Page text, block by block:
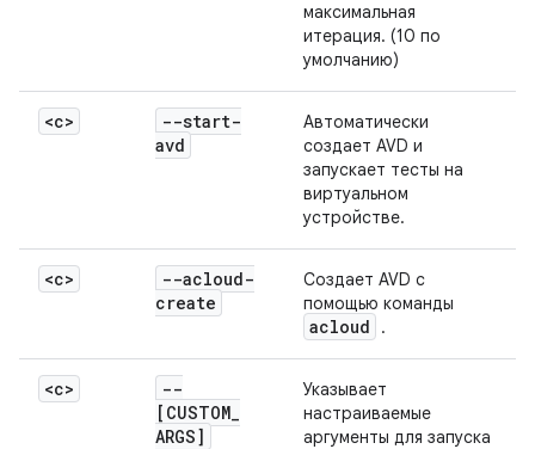
максимальная
итерация. (10 по
умолчанию)
<c>
--start-
avd
Автоматически
создает AVD и
запускает тесты на
виртуальном
устройстве.
<c>
--acloud-
create
Создает AVD с
помощью команды
acloud .
<c>
--
[CUSTOM_
ARGS]
Указывает
настраиваемые
аргументы для запуска